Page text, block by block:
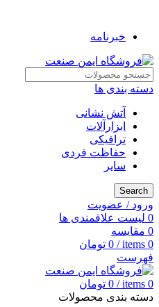
خبرنامه
دسته بندی ها
آتش نشانی
ابزارآلات
ترافیکی
حفاظت فردی
سایر
Search
ورود / عضویت
0 لیست علاقمندی ها
0 مقایسه
0
items
/
0 تومان
فهرست
0
items
/
0 تومان
دسته بندی محصولات